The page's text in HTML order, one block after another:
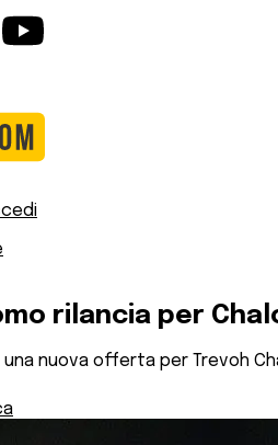
rilancia per
una nuova offerta per Trevoh